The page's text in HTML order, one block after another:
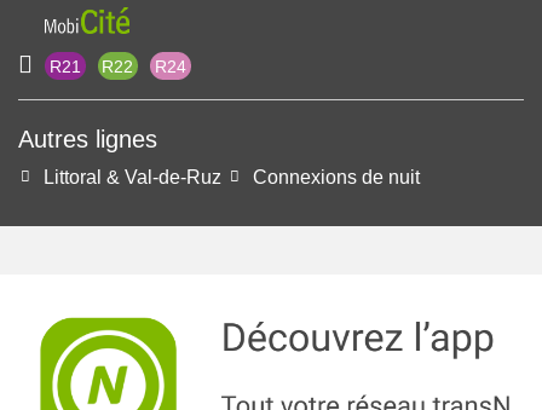
R21 R22 R24
Autres lignes
Littoral & Val-de-Ruz Connexions de nuit